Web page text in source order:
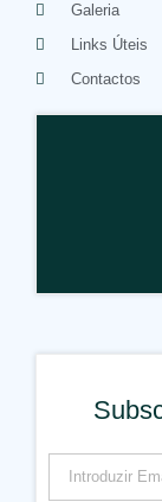
Galeria
Links Úteis
Contactos